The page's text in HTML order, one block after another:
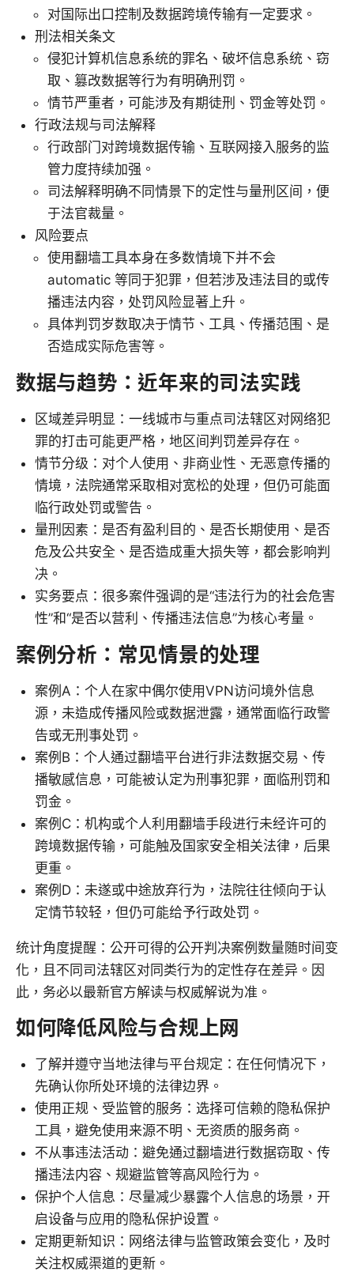
对国际出口控制及数据跨境传输有一定要求。
刑法相关条文
侵犯计算机信息系统的罪名、破坏信息系统、窃
取、篡改数据等行为有明确刑罚。
情节严重者，可能涉及有期徒刑、罚金等处罚。
行政法规与司法解释
行政部门对跨境数据传输、互联网接入服务的监
管力度持续加强。
司法解释明确不同情景下的定性与量刑区间，便
于法官裁量。
风险要点
使用翻墙工具本身在多数情境下并不会
automatic 等同于犯罪，但若涉及违法目的或传
播违法内容，处罚风险显著上升。
具体判罚岁数取决于情节、工具、传播范围、是
否造成实际危害等。
数据与趋势：近年来的司法实践
区域差异明显：一线城市与重点司法辖区对网络犯
罪的打击可能更严格，地区间判罚差异存在。
情节分级：对个人使用、非商业性、无恶意传播的
情境，法院通常采取相对宽松的处理，但仍可能面
临行政处罚或警告。
量刑因素：是否有盈利目的、是否长期使用、是否
危及公共安全、是否造成重大损失等，都会影响判
决。
实务要点：很多案件强调的是“违法行为的社会危害
性”和“是否以营利、传播违法信息”为核心考量。
案例分析：常见情景的处理
案例A：个人在家中偶尔使用VPN访问境外信息
源，未造成传播风险或数据泄露，通常面临行政警
告或无刑事处罚。
案例B：个人通过翻墙平台进行非法数据交易、传
播敏感信息，可能被认定为刑事犯罪，面临刑罚和
罚金。
案例C：机构或个人利用翻墙手段进行未经许可的
跨境数据传输，可能触及国家安全相关法律，后果
更重。
案例D：未遂或中途放弃行为，法院往往倾向于认
定情节较轻，但仍可能给予行政处罚。
统计角度提醒：公开可得的公开判决案例数量随时间变
化，且不同司法辖区对同类行为的定性存在差异。因
此，务必以最新官方解读与权威解说为准。
如何降低风险与合规上网
了解并遵守当地法律与平台规定：在任何情况下，
先确认你所处环境的法律边界。
使用正规、受监管的服务：选择可信赖的隐私保护
工具，避免使用来源不明、无资质的服务商。
不从事违法活动：避免通过翻墙进行数据窃取、传
播违法内容、规避监管等高风险行为。
保护个人信息：尽量减少暴露个人信息的场景，开
启设备与应用的隐私保护设置。
定期更新知识：网络法律与监管政策会变化，及时
关注权威渠道的更新。